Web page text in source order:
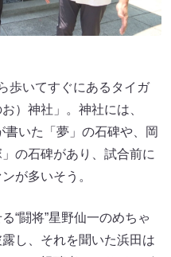
歩いてすぐにあるタイガ
）神社」。神社には、
いた「夢」の石碑や、岡
の石碑があり、試合前に
が多いそう。
“闘将”星野仙一のめちゃ
し、それを聞いた浜田は